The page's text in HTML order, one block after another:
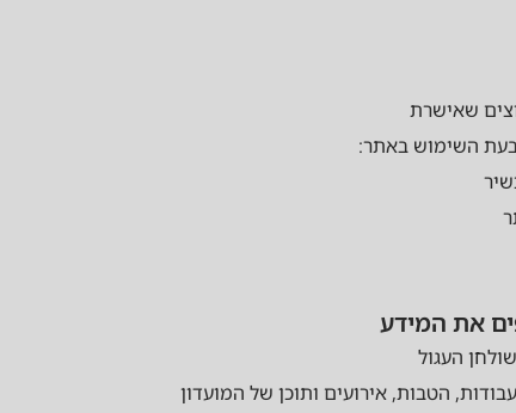
שאישרת
השימוש באתר:
העגול
הטבות, אירועים ותוכן של המועדון